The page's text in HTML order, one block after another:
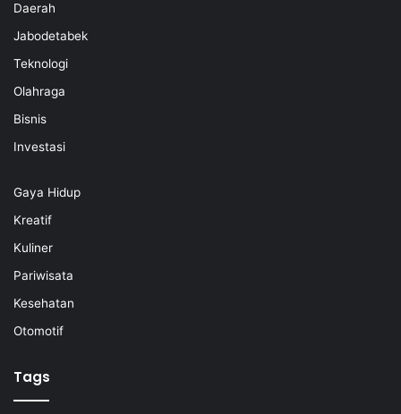
Daerah
Jabodetabek
Teknologi
Olahraga
Bisnis
Investasi
Gaya Hidup
Kreatif
Kuliner
Pariwisata
Kesehatan
Otomotif
Tags